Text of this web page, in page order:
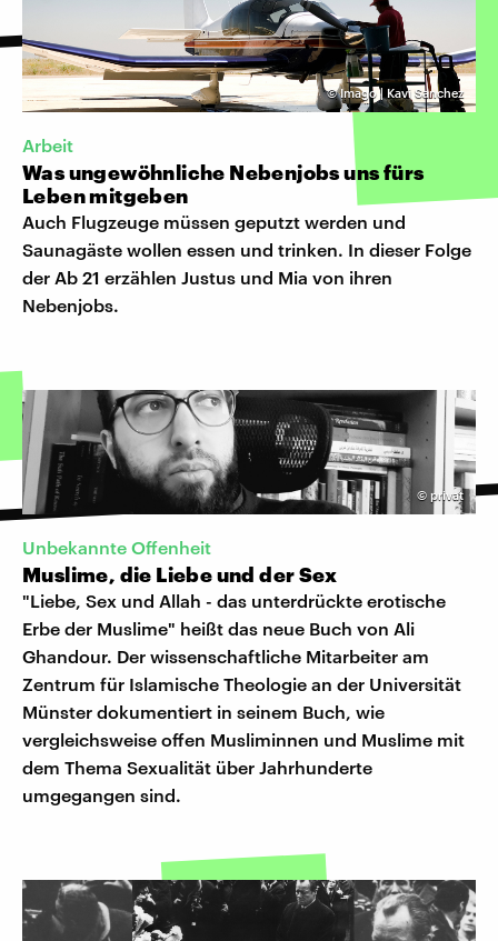
©Imago | Kavi Sanchez
Arbeit
Was ungewöhnliche Nebenjobs uns fürs
Leben mitgeben
Auch Flugzeuge müssen geputzt werden und
Saunagäste wollen essen und trinken. In dieser Folge
der Ab 21 erzählen Justus und Mia von ihren
Nebenjobs.
© privat
Unbekannte Offenheit
Muslime, die Liebe und der Sex
"Liebe, Sex und Allah - das unterdrückte erotische
Erbe der Muslime" heißt das neue Buch von Ali
Ghandour. Der wissenschaftliche Mitarbeiter am
Zentrum für Islamische Theologie an der Universität
Münster dokumentiert in seinem Buch, wie
vergleichsweise offen Musliminnen und Muslime mit
dem Thema Sexualität über Jahrhunderte
umgegangen sind.